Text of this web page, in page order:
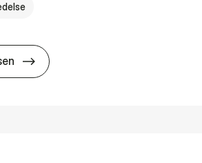
BSc in In­ter­na­tion­al Busi­ness